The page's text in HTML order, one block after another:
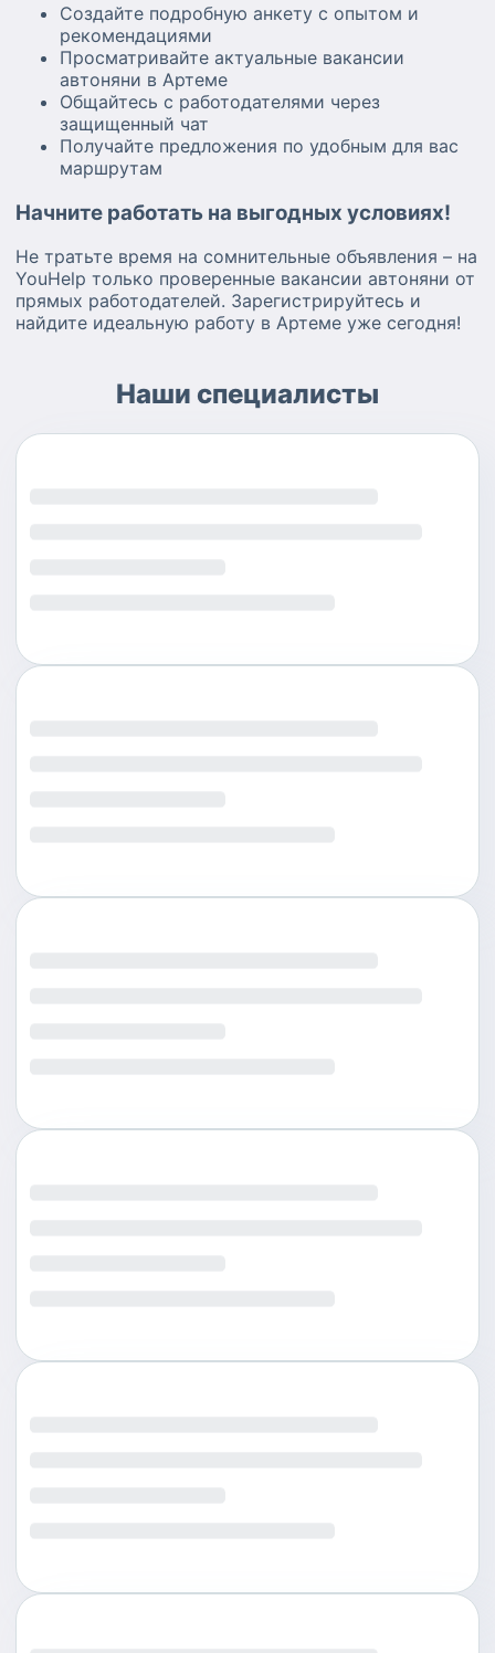
Создайте подробную анкету с опытом и
рекомендациями
Просматривайте актуальные вакансии
автоняни в Артеме
Общайтесь с работодателями через
защищенный чат
Получайте предложения по удобным для вас
маршрутам
Начните работать на выгодных условиях!
Не тратьте время на сомнительные объявления – на
YouHelp только проверенные вакансии автоняни от
прямых работодателей. Зарегистрируйтесь и
найдите идеальную работу в Артеме уже сегодня!
Наши специалисты